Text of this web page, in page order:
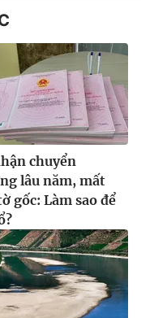
chuyển
lâu năm, mất
gốc: Làm sao để